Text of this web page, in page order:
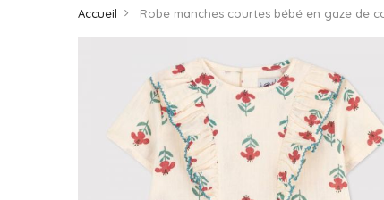
Accueil Robe manches courtes bébé en gaze de